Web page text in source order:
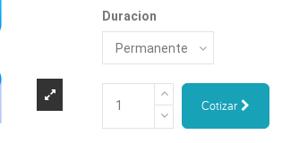
Duracion
Cotizar